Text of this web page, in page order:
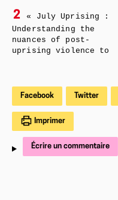
2
« July Uprising :
Understanding the
nuances of post-
uprising violence to
Facebook Twitter
Imprimer
Écrire un commentaire